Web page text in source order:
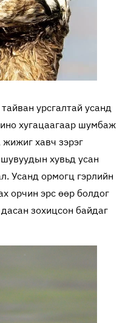
урсгалтай усанд
хугацаагаар шумбаж
хавч зэрэг
хувьд усан
Усанд ормогц гэрлийн
орчин эрс өөр болдог
зохицсон байдаг